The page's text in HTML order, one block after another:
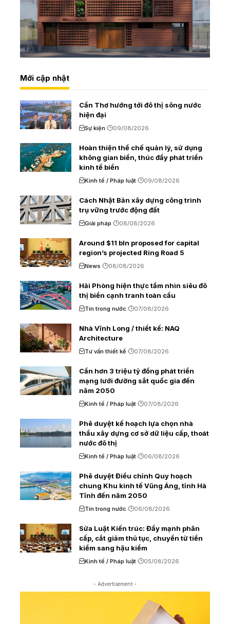
Mới cập nhật
Cần Thơ hướng tới đô thị sông nước
hiện đại
Sự kiện 09/08/2026
Hoàn thiện thể chế quản lý, sử dụng
không gian biển, thúc đẩy phát triển
kinh tế biển
Kinh tế / Pháp luật 09/08/2026
Cách Nhật Bản xây dựng công trình
trụ vững trước động đất
Giải pháp 08/08/2026
Around $11 bln proposed for capital
region’s projected Ring Road 5
News 08/08/2026
Hải Phòng hiện thực tầm nhìn siêu đô
thị biển cạnh tranh toàn cầu
Tin trong nước 07/08/2026
Nhà Vĩnh Long / thiết kế: NAQ
Architecture
Tư vấn thiết kế 07/08/2026
Cần hơn 3 triệu tỷ đồng phát triển
mạng lưới đường sắt quốc gia đến
năm 2050
Kinh tế / Pháp luật 07/08/2026
Phê duyệt kế hoạch lựa chọn nhà
thầu xây dựng cơ sở dữ liệu cấp, thoát
nước đô thị
Kinh tế / Pháp luật 06/08/2026
Phê duyệt Điều chỉnh Quy hoạch
chung Khu kinh tế Vũng Áng, tỉnh Hà
Tĩnh đến năm 2050
Tin trong nước 06/08/2026
Sửa Luật Kiến trúc: Đẩy mạnh phân
cấp, cắt giảm thủ tục, chuyển từ tiền
kiểm sang hậu kiểm
Kinh tế / Pháp luật 05/08/2026
- Advertisement -